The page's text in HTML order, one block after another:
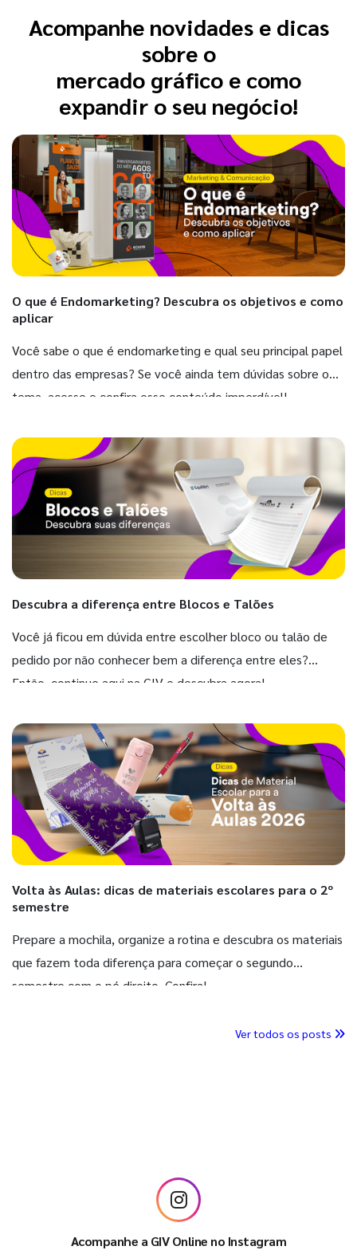
Acompanhe novidades e dicas
sobre o
mercado gráfico e como
expandir o seu negócio!
O que é Endomarketing? Descubra os objetivos e como
aplicar
Você sabe o que é endomarketing e qual seu principal papel
dentro das empresas? Se você ainda tem dúvidas sobre o
tema, acesse e confira esse conteúdo imperdível!
Descubra a diferença entre Blocos e Talões
Você já ficou em dúvida entre escolher bloco ou talão de
pedido por não conhecer bem a diferença entre eles?
Então, continue aqui na GIV e descubra agora!
Volta às Aulas: dicas de materiais escolares para o 2º
semestre
Prepare a mochila, organize a rotina e descubra os materiais
que fazem toda diferença para começar o segundo
semestre com o pé direito. Confira!
Ver todos os posts
Acompanhe a GIV Online no Instagram